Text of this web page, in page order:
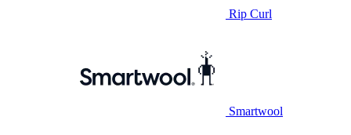
Rip Curl
Smartwool